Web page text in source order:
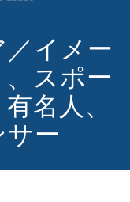
イメー
スポー
名人、
ー